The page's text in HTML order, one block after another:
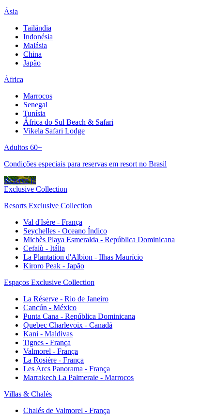
Ásia
Tailândia
Indonésia
Malásia
China
Japão
África
Marrocos
Senegal
Tunísia
África do Sul Beach & Safari
Vikela Safari Lodge
Adultos 60+
Condições especiais para reservas em resort no Brasil
Reserve já
Exclusive Collection
Resorts Exclusive Collection
Val d'Isère - França
Seychelles - Oceano Índico
Michès Playa Esmeralda - República Dominicana
Cefalù - Itália
La Plantation d'Albion - Ilhas Maurício
Kiroro Peak - Japão
Espaços Exclusive Collection
La Réserve - Rio de Janeiro
Cancún - México
Punta Cana - República Dominicana
Quebec Charlevoix - Canadá
Kani - Maldivas
Tignes - França
Valmorel - França
La Rosière - França
Les Arcs Panorama - França
Marrakech La Palmeraie - Marrocos
Villas & Chalés
Chalés de Valmorel - França